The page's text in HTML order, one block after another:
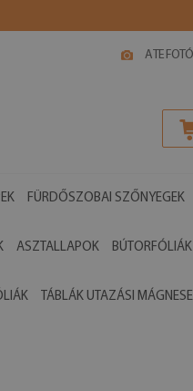
A TE
FÜRDŐSZOBAI SZŐNYEGEK
ASZTALLAPOK BÚTORFÓLIÁK
TÁBLÁK UTAZÁSI